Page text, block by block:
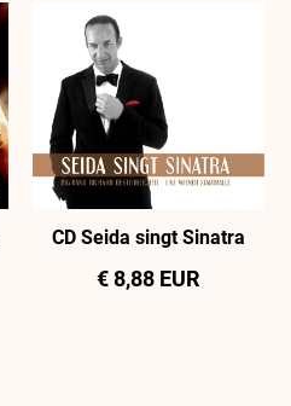
CD Seida singt Sinatra
€ 8,88 EUR